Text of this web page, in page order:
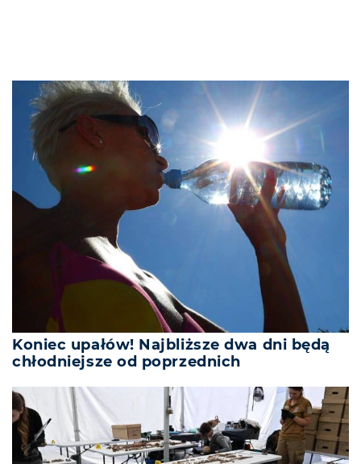
Koniec upałów! Najbliższe dwa dni będą
chłodniejsze od poprzednich